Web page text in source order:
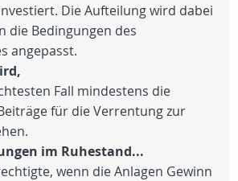
Die Aufteilung wird dabei
die Bedingungen des
angepasst.
Fall mindestens die
für die Verrentung zur
im Ruhestand...
wenn die Anlagen Gewinn